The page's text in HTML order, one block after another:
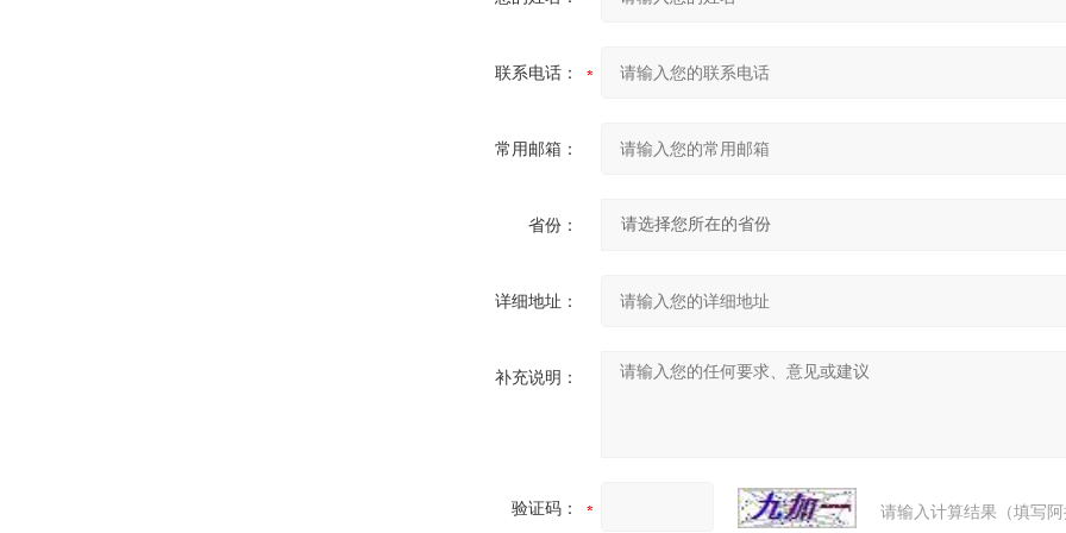
联系电话：
常用邮箱：
省份：
详细地址：
补充说明：
验证码： 请输入计算结果（填写